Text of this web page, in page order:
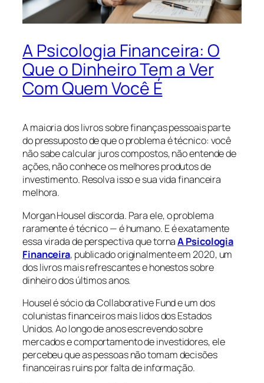
A Psicologia Financeira: O
Que o Dinheiro Tem a Ver
Com Quem Você É
A maioria dos livros sobre finanças pessoais parte
do pressuposto de que o problema é técnico: você
não sabe calcular juros compostos, não entende de
ações, não conhece os melhores produtos de
investimento. Resolva isso e sua vida financeira
melhora.
Morgan Housel discorda. Para ele, o problema
raramente é técnico — é humano. E é exatamente
essa virada de perspectiva que tornaA Psicologia
Financeira, publicado originalmente em 2020, um
dos livros mais refrescantes e honestos sobre
dinheiro dos últimos anos.
Housel é sócio da Collaborative Fund e um dos
colunistas financeiros mais lidos dos Estados
Unidos. Ao longo de anos escrevendo sobre
mercados e comportamento de investidores, ele
percebeu que as pessoas não tomam decisões
financeiras ruins por falta de informação.